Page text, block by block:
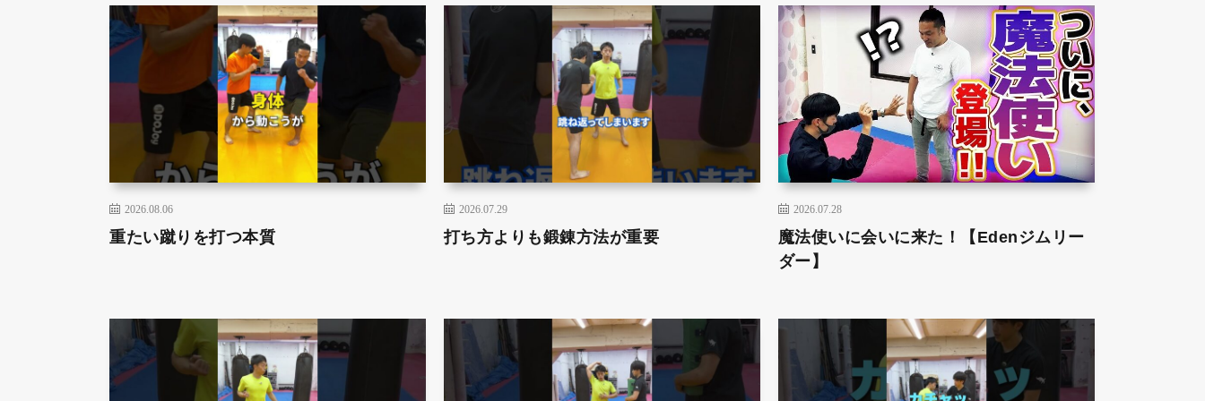
2026.08.06
重たい蹴りを打つ本質
2026.07.29
打ち方よりも鍛錬方法が重要
2026.07.28
魔法使いに会いに来た！【Edenジムリー
ダー】